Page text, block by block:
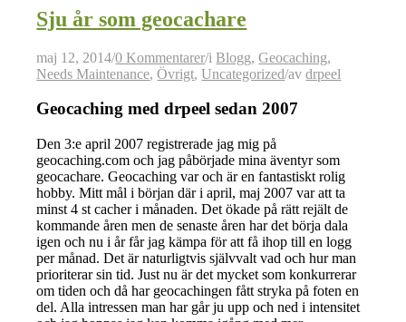
Sju år som geocachare
maj 12, 2014/0 Kommentarer/iBlogg,Geocaching,
Needs Maintenance,Övrigt,Uncategorized/avdrpeel
Geocaching med drpeel sedan 2007
Den 3:e april 2007 registrerade jag mig på
geocaching.com och jag påbörjade mina äventyr som
geocachare. Geocaching var och är en fantastiskt rolig
hobby. Mitt mål i början där i april, maj 2007 var att ta
minst 4 st cacher i månaden. Det ökade på rätt rejält de
kommande åren men de senaste åren har det börja dala
igen och nu i år får jag kämpa för att få ihop till en logg
per månad. Det är naturligtvis självvalt vad och hur man
prioriterar sin tid. Just nu är det mycket som konkurrerar
om tiden och då har geocachingen fått stryka på foten en
del. Alla intressen man har går ju upp och ned i intensitet